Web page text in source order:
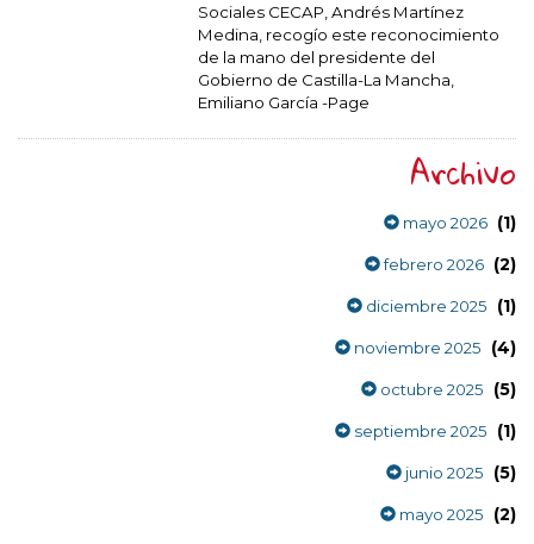
Sociales CECAP, Andrés Martínez
Medina, recogío este reconocimiento
de la mano del presidente del
Gobierno de Castilla-La Mancha,
Emiliano García -Page
Archivo
mayo 2026 (1)
febrero 2026 (2)
diciembre 2025 (1)
noviembre 2025 (4)
octubre 2025 (5)
septiembre 2025 (1)
junio 2025 (5)
mayo 2025 (2)